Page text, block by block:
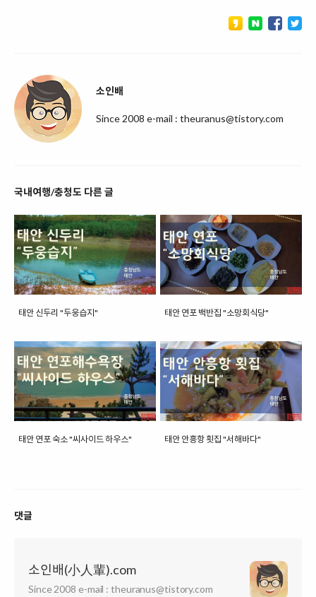
소인배
Since 2008 e-mail : theuranus@tistory.com
국내여행/충청도 다른 글
태안 신두리 "두웅습지" 태안 연포 백반집 "소망회식당"
태안 연포 숙소 "씨사이드 하우스" 태안 안흥항 횟집 "서해바다"
댓글
소인배(小人輩).com
Since 2008 e-mail : theuranus@tistory.com